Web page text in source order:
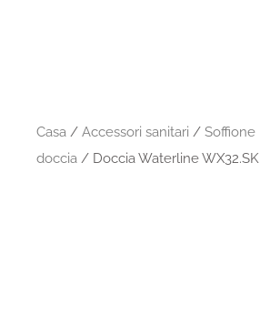
Casa /Accessori sanitari /Soffione
doccia / Doccia Waterline WX32.SK